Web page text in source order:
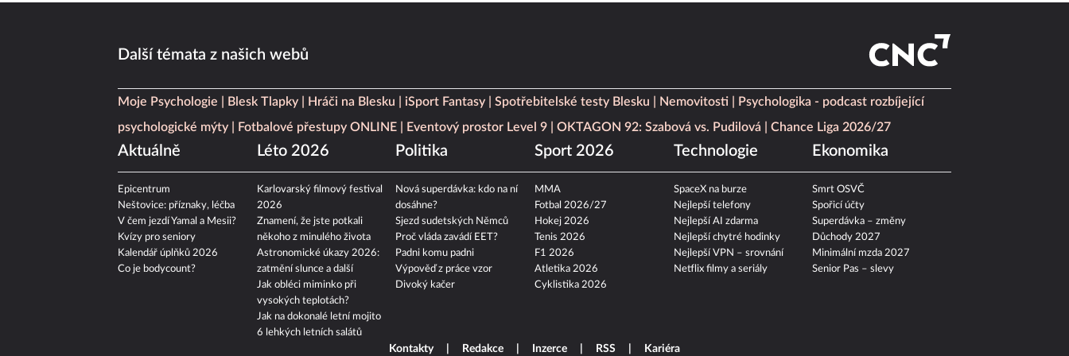
Další témata z našich webů
Moje Psychologie Blesk Tlapky Hráči na Blesku iSport Fantasy Spotřebitelské testy Blesku Nemovitosti
Psychologika - podcast rozbíjející
psychologické mýty
Fotbalové přestupy ONLINE Eventový prostor Level 9 OKTAGON 92: Szabová vs. Pudilová Chance Liga 2026/27
Aktuálně
Epicentrum
Neštovice: příznaky, léčba
V čem jezdí Yamal a Mesii?
Kvízy pro seniory
Kalendář úplňků 2026
Co je bodycount?
Léto 2026
Karlovarský filmový festival
2026
Znamení, že jste potkali
někoho z minulého života
Astronomické úkazy 2026:
zatmění slunce a další
Jak obléci miminko při
vysokých teplotách?
Jak na dokonalé letní mojito
6 lehkých letních salátů
Politika
Nová superdávka: kdo na ní
dosáhne?
Sjezd sudetských Němců
Proč vláda zavádí EET?
Padni komu padni
Výpověď z práce vzor
Divoký kačer
Sport 2026
MMA
Fotbal 2026/27
Hokej 2026
Tenis 2026
F1 2026
Atletika 2026
Cyklistika 2026
Technologie
SpaceX na burze
Nejlepší telefony
Nejlepší AI zdarma
Nejlepší chytré hodinky
Nejlepší VPN – srovnání
Netflix filmy a seriály
Ekonomika
Smrt OSVČ
Spořicí účty
Superdávka – změny
Důchody 2027
Minimální mzda 2027
Senior Pas – slevy
Kontakty Redakce Inzerce RSS Kariéra